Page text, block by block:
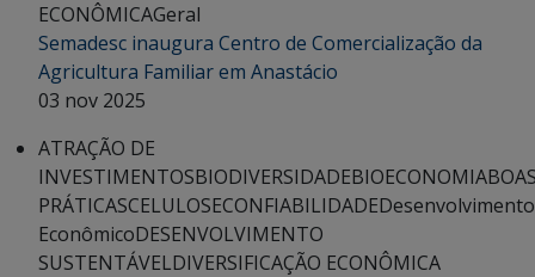
ECONÔMICAGeral
Semadesc inaugura Centro de Comercialização da
Agricultura Familiar em Anastácio
03 nov 2025
ATRAÇÃO DE
INVESTIMENTOSBIODIVERSIDADEBIOECONOMIA
PRÁTICASCELULOSECONFIABILIDADEDesenvolvimento
EconômicoDESENVOLVIMENTO
SUSTENTÁVELDIVERSIFICAÇÃO ECONÔMICA